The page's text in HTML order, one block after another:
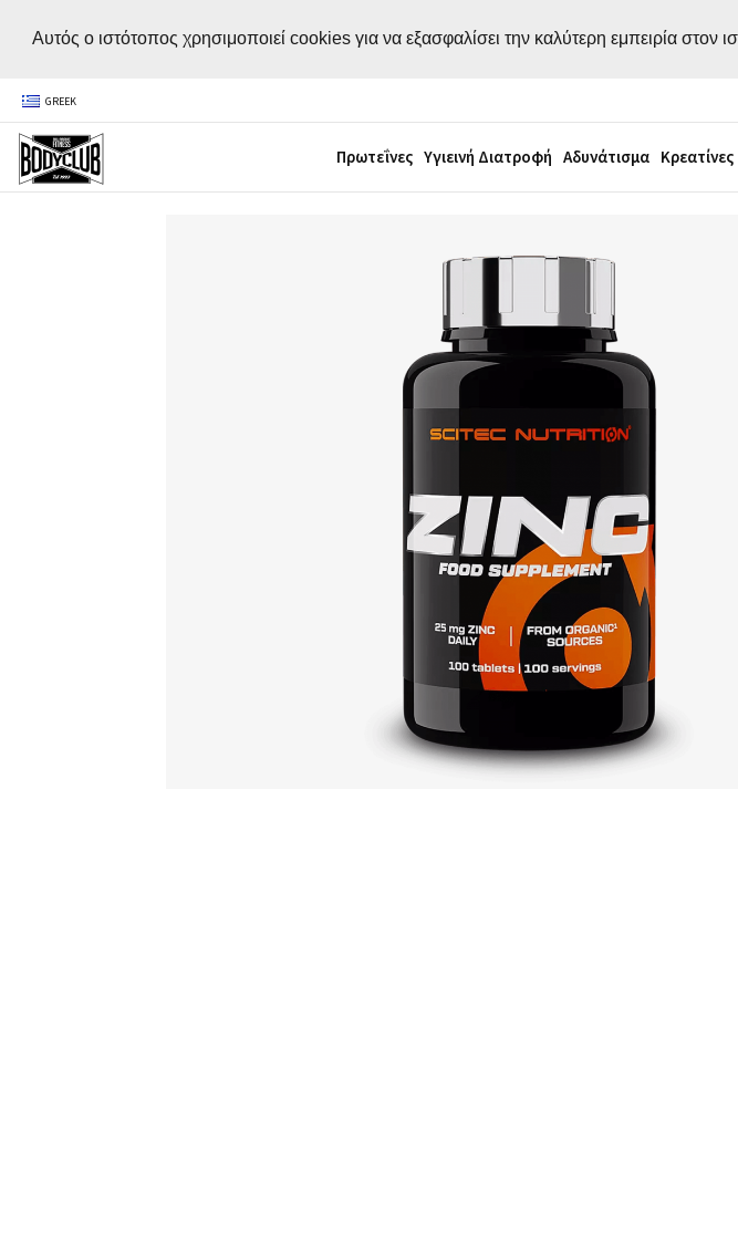
Αυτός ο ιστότοπος χρησιμοποιεί cookies για να εξασφαλίσει την καλύτερη εμπειρία στον
GREEK
Πρωτεΐνες Υγιεινή Διατροφή Αδυνάτισμα Κρεατίνες